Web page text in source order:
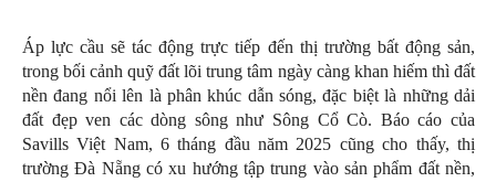
Áp lực cầu sẽ tác động trực tiếp đến thị trường bất động sản,
trong bối cảnh quỹ đất lõi trung tâm ngày càng khan hiếm thì đất
nền đang nổi lên là phân khúc dẫn sóng, đặc biệt là những dải
đất đẹp ven các dòng sông như Sông Cổ Cò. Báo cáo của
Savills Việt Nam, 6 tháng đầu năm 2025 cũng cho thấy, thị
trường Đà Nẵng có xu hướng tập trung vào sản phẩm đất nền,